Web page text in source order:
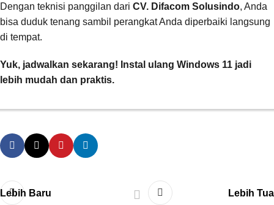
Dengan teknisi panggilan dari CV. Difacom Solusindo, Anda
bisa duduk tenang sambil perangkat Anda diperbaiki langsung
di tempat.
Yuk, jadwalkan sekarang! Instal ulang Windows 11 jadi
lebih mudah dan praktis.
Lebih Baru Lebih Tua